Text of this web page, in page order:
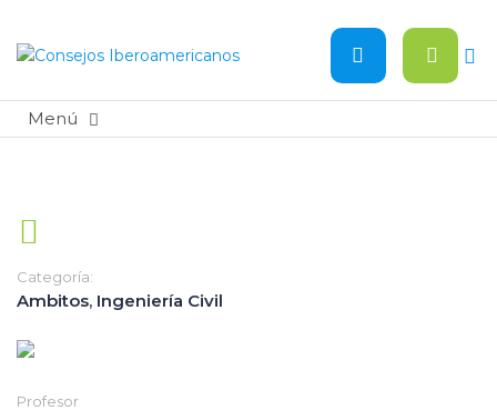
Categoría:
Ambitos, Ingeniería Civil
Profesor